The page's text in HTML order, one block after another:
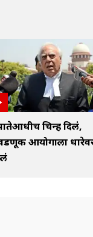
चिन्ह दिलं,
आयोगाला